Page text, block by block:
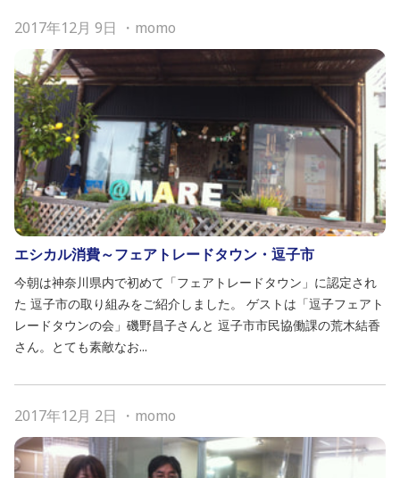
2017年12月 9日 ・ momo
エシカル消費～フェアトレードタウン・逗子市
今朝は神奈川県内で初めて「フェアトレードタウン」に認定され
た 逗子市の取り組みをご紹介しました。 ゲストは「逗子フェアト
レードタウンの会」磯野昌子さんと 逗子市市民協働課の荒木結香
さん。とても素敵なお...
2017年12月 2日 ・ momo